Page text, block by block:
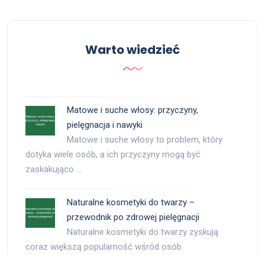
Warto wiedzieć
Matowe i suche włosy: przyczyny,
pielęgnacja i nawyki
Matowe i suche włosy to problem, który
dotyka wiele osób, a ich przyczyny mogą być
zaskakująco …
Naturalne kosmetyki do twarzy –
przewodnik po zdrowej pielęgnacji
Naturalne kosmetyki do twarzy zyskują
coraz większą popularność wśród osób